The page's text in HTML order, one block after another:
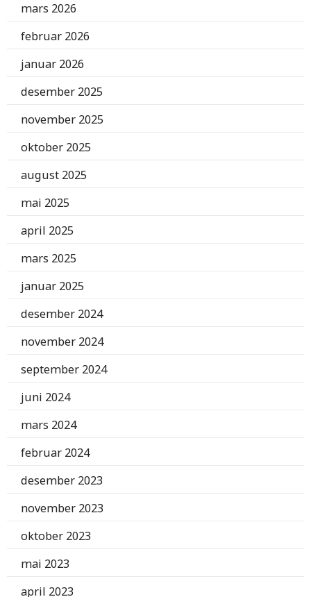
mars 2026
februar 2026
januar 2026
desember 2025
november 2025
oktober 2025
august 2025
mai 2025
april 2025
mars 2025
januar 2025
desember 2024
november 2024
september 2024
juni 2024
mars 2024
februar 2024
desember 2023
november 2023
oktober 2023
mai 2023
april 2023